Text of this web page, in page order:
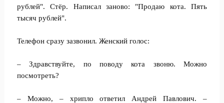
рублей". Стёр. Написал заново: "Продаю кота. Пять
тысяч рублей".
Телефон сразу зазвонил. Женский голос:
– Здравствуйте, по поводу кота звоню. Можно
посмотреть?
– Можно, – хрипло ответил Андрей Павлович. –